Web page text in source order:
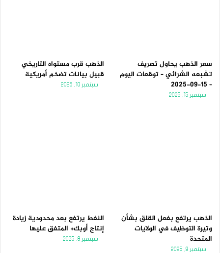
سعر الذهب يحاول تصريف
تشبعه الشرائي – توقعات اليوم
– 15-09-2025
سبتمبر 15, 2025
الذهب قرب مستواه التاريخي
قبيل بيانات تضخم أمريكية
سبتمبر 10, 2025
الذهب يرتفع بفعل القلق بشأن
وتيرة التوظيف في الولايات
المتحدة
سبتمبر 9, 2025
النفط يرتفع بعد محدودية زيادة
إنتاج أوبك+ المتفق عليها
سبتمبر 8, 2025